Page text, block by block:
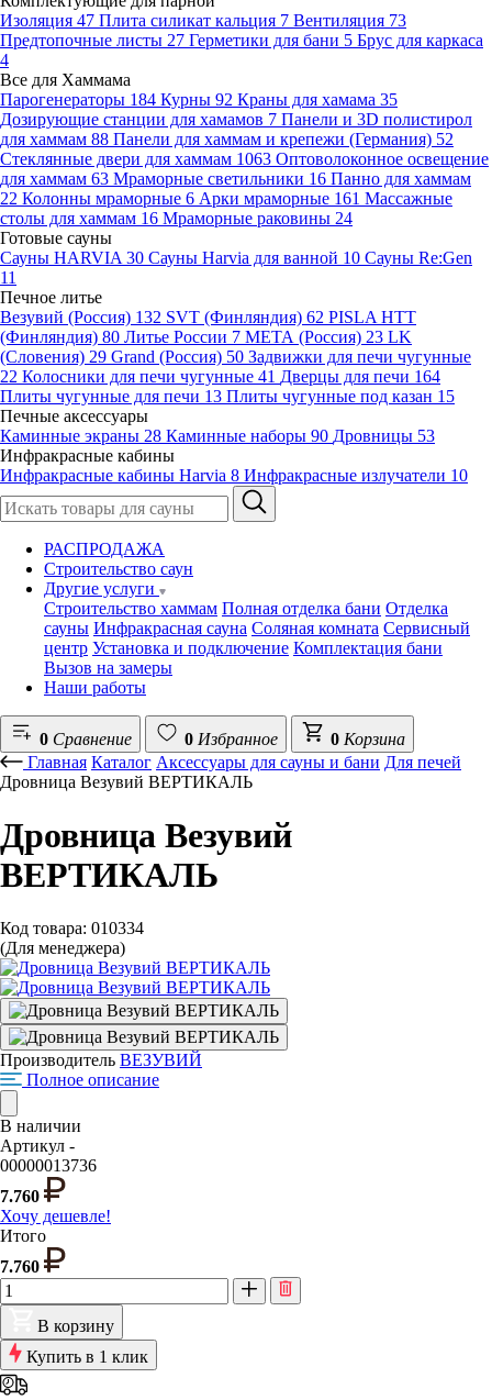
Изоляция 47 Плита силикат кальция 7 Вентиляция 73
Предтопочные листы 27 Герметики для бани 5 Брус для каркаса
4
Все для Хаммама
Парогенераторы 184 Курны 92 Краны для хамама 35
Дозирующие станции для хамамов 7 Панели и 3D полистирол
для хаммам 88 Панели для хаммам и крепежи (Германия) 52
Стеклянные двери для хаммам 1063 Оптоволоконное освещение
для хаммам 63 Мраморные светильники 16 Панно для хаммам
22 Колонны мраморные 6 Арки мраморные 161 Массажные
столы для хаммам 16 Мраморные раковины 24
Готовые сауны
Сауны HARVIA 30 Сауны Harvia для ванной 10 Сауны Re:Gen
11
Печное литье
Везувий (Россия) 132 SVT (Финляндия) 62 PISLA HTT
(Финляндия) 80 Литье России 7 МЕТА (Россия) 23 LK
(Словения) 29 Grand (Россия) 50 Задвижки для печи чугунные
22 Колосники для печи чугунные 41 Дверцы для печи 164
Плиты чугунные для печи 13 Плиты чугунные под казан 15
Печные аксессуары
Каминные экраны 28 Каминные наборы 90 Дровницы 53
Инфракрасные кабины
Инфракрасные кабины Harvia 8 Инфракрасные излучатели 10
РАСПРОДАЖА
Строительство саун
Другие услуги
Строительство хаммам Полная отделка бани Отделка
сауны Инфракрасная сауна Соляная комната Сервисный
центр Установка и подключение Комплектация бани
Вызов на замеры
Наши работы
0 Сравнение 0 Избранное 0 Корзина
Главная Каталог Аксессуары для сауны и бани Для печей
Дровница Везувий ВЕРТИКАЛЬ
Дровница Везувий
ВЕРТИКАЛЬ
Код товара: 010334
(Для менеджера)
Производитель ВЕЗУВИЙ
Полное описание
В наличии
Артикул -
00000013736
7.760
Хочу дешевле!
Итого
7.760
В корзину
Купить в 1 клик